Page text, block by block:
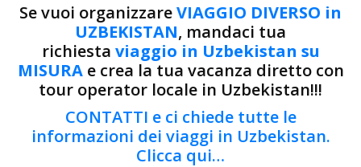
Se vuoi organizzareVIAGGIO DIVERSO in
UZBEKISTAN, mandaci tua
richiesta viaggio in Uzbekistan su
MISURA e crea la tua vacanza diretto con
tour operator locale in Uzbekistan!!!
CONTATTI e ci chiede tutte le
informazioni dei viaggi in Uzbekistan.
Clicca qui…